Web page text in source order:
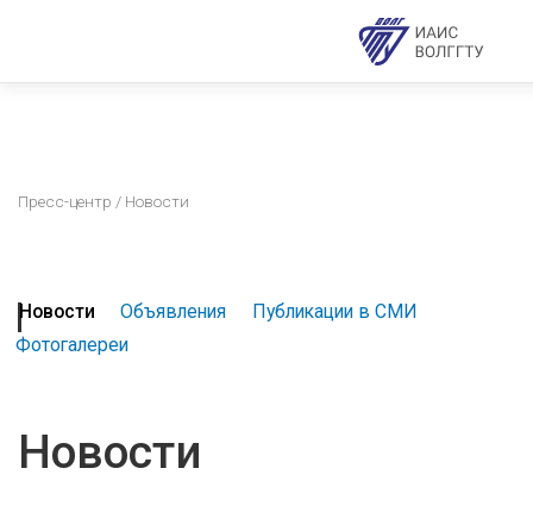
Пресс-центр / Новости
Новости Объявления
Публикации в СМИ
Фотогалереи
Новости